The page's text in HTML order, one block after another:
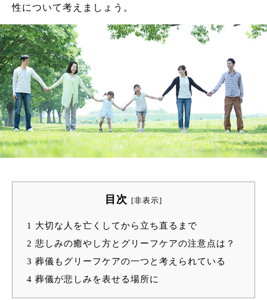
性について考えましょう。
目次 [非表示]
1 大切な人を亡くしてから立ち直るまで
2 悲しみの癒やし方とグリーフケアの注意点は？
3 葬儀もグリーフケアの一つと考えられている
4 葬儀が悲しみを表せる場所に